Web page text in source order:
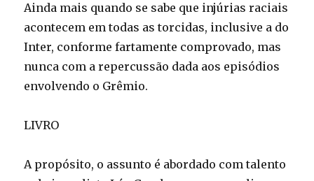
Ainda mais quando se sabe que injúrias raciais
acontecem em todas as torcidas, inclusive a do
Inter, conforme fartamente comprovado, mas
nunca com a repercussão dada aos episódios
envolvendo o Grêmio.
LIVRO
A propósito, o assunto é abordado com talento